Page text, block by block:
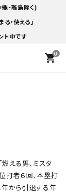
・離島除く)
・使える」
ト中です
0
shopping_cart
える男、ミスタ
打者６回、本塁打
年から引退する年